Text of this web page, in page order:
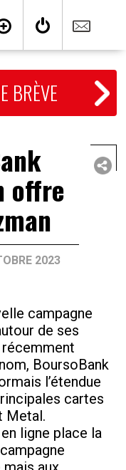
BRÈVE
offre
2023
campagne
de ses
BoursoBank
l’étendue
cartes
Metal.
ligne place la